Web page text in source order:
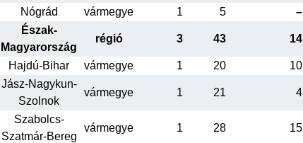
Nógrád
vármegye 1 5 –
Észak-
Magyarország
régió 3 43 14
Hajdú-Bihar vármegye 1 20 10
Jász-Nagykun-
Szolnok
vármegye 1 21 4
Szabolcs-
Szatmár-Bereg
vármegye 1 28 15